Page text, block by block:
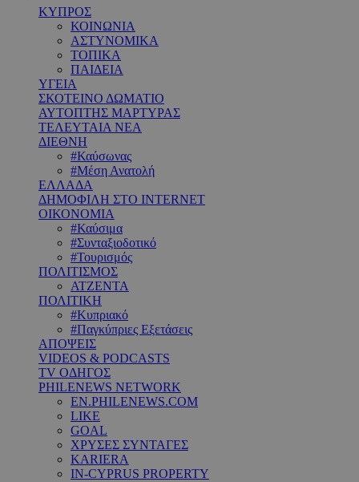
ΚΥΠΡΟΣ
ΚΟΙΝΩΝΙΑ
ΑΣΤΥΝΟΜΙΚΑ
ΤΟΠΙΚΑ
ΠΑΙΔΕΙΑ
ΥΓΕΙΑ
ΣΚΟΤΕΙΝΟ ΔΩΜΑΤΙΟ
ΑΥΤΟΠΤΗΣ ΜΑΡΤΥΡΑΣ
ΤΕΛΕΥΤΑΙΑ ΝΕΑ
ΔΙΕΘΝΗ
#Καύσωνας
#Μέση Ανατολή
ΕΛΛΑΔΑ
ΔΗΜΟΦΙΛΗ ΣΤΟ INTERNET
ΟΙΚΟΝΟΜΙΑ
#Καύσιμα
#Συνταξιοδοτικό
#Τουρισμός
ΠΟΛΙΤΙΣΜΟΣ
ΑΤΖΕΝΤΑ
ΠΟΛΙΤΙΚΗ
#Κυπριακό
#Παγκύπριες Εξετάσεις
ΑΠΟΨΕΙΣ
VIDEOS & PODCASTS
TV ΟΔΗΓΟΣ
PHILENEWS NETWORK
EN.PHILENEWS.COM
LIKE
GOAL
ΧΡΥΣΕΣ ΣΥΝΤΑΓΕΣ
KARIERA
IN-CYPRUS PROPERTY